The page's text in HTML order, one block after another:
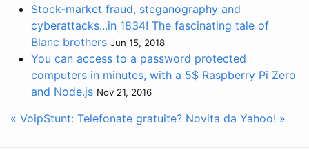
Stock-market fraud, steganography and
cyberattacks...in 1834! The fascinating tale of
Blanc brothers Jun 15, 2018
You can access to a password protected
computers in minutes, with a 5$ Raspberry Pi Zero
and Node.js Nov 21, 2016
« VoipStunt: Telefonate gratuite? Novita da Yahoo! »